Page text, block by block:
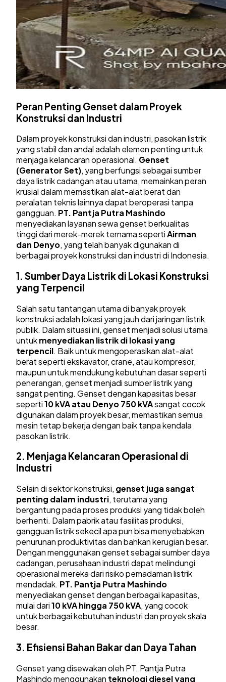
Peran Penting Genset dalam Proyek
Konstruksi dan Industri
Dalam proyek konstruksi dan industri, pasokan listrik
yang stabil dan andal adalah elemen penting untuk
menjaga kelancaran operasional. Genset
(Generator Set), yang berfungsi sebagai sumber
daya listrik cadangan atau utama, memainkan peran
krusial dalam memastikan alat-alat berat dan
peralatan teknis lainnya dapat beroperasi tanpa
gangguan. PT. Pantja Putra Mashindo
menyediakan layanan sewa genset berkualitas
tinggi dari merek-merek ternama sepertiAirman
dan Denyo, yang telah banyak digunakan di
berbagai proyek konstruksi dan industri di Indonesia.
1. Sumber Daya Listrik di Lokasi Konstruksi
yang Terpencil
Salah satu tantangan utama di banyak proyek
konstruksi adalah lokasi yang jauh dari jaringan listrik
publik. Dalam situasi ini, genset menjadi solusi utama
untukmenyediakan listrik di lokasi yang
terpencil. Baik untuk mengoperasikan alat-alat
berat seperti ekskavator, crane, atau kompresor,
maupun untuk mendukung kebutuhan dasar seperti
penerangan, genset menjadi sumber listrik yang
sangat penting. Genset dengan kapasitas besar
seperti10kVA atau Denyo 750 kVAsangat cocok
digunakan dalam proyek besar, memastikan semua
mesin tetap bekerja dengan baik tanpa kendala
pasokan listrik.
2. Menjaga Kelancaran Operasional di
Industri
Selain di sektor konstruksi, genset juga sangat
penting dalam industri, terutama yang
bergantung pada proses produksi yang tidak boleh
berhenti. Dalam pabrik atau fasilitas produksi,
gangguan listrik sekecil apa pun bisa menyebabkan
penurunan produktivitas dan bahkan kerugian besar.
Dengan menggunakan genset sebagai sumber daya
cadangan, perusahaan industri dapat melindungi
operasional mereka dari risiko pemadaman listrik
mendadak. PT. Pantja Putra Mashindo
menyediakan genset dengan berbagai kapasitas,
mulai dari10 kVA hingga 750 kVA, yang cocok
untuk berbagai kebutuhan industri dan proyek skala
besar.
3. Efisiensi Bahan Bakar dan Daya Tahan
Genset yang disewakan oleh PT. Pantja Putra
Mashindo menggunakan teknologi diesel yang